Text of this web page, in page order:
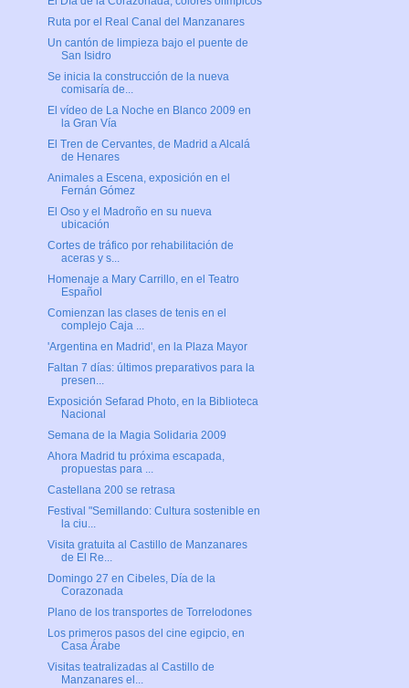
Ruta por el Real Canal del Manzanares
Un cantón de limpieza bajo el puente de
San Isidro
Se inicia la construcción de la nueva
comisaría de...
El vídeo de La Noche en Blanco 2009 en
la Gran Vía
El Tren de Cervantes, de Madrid a Alcalá
de Henares
Animales a Escena, exposición en el
Fernán Gómez
El Oso y el Madroño en su nueva
ubicación
Cortes de tráfico por rehabilitación de
aceras y s...
Homenaje a Mary Carrillo, en el Teatro
Español
Comienzan las clases de tenis en el
complejo Caja ...
'Argentina en Madrid', en la Plaza Mayor
Faltan 7 días: últimos preparativos para la
presen...
Exposición Sefarad Photo, en la Biblioteca
Nacional
Semana de la Magia Solidaria 2009
Ahora Madrid tu próxima escapada,
propuestas para ...
Castellana 200 se retrasa
Festival "Semillando: Cultura sostenible en
la ciu...
Visita gratuita al Castillo de Manzanares
de El Re...
Domingo 27 en Cibeles, Día de la
Corazonada
Plano de los transportes de Torrelodones
Los primeros pasos del cine egipcio, en
Casa Árabe
Visitas teatralizadas al Castillo de
Manzanares el...